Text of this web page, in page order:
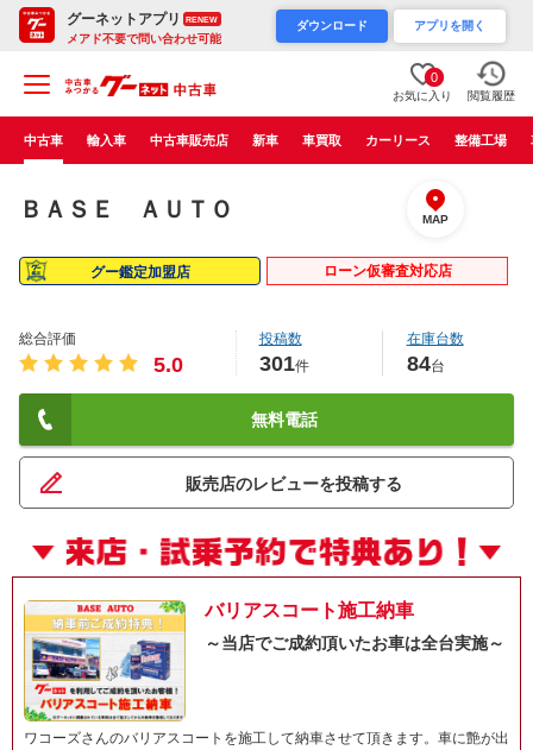
グーネットアプリ RENEW
メアド不要で問い合わせ可能
ダウンロード アプリを開く
0
お気に入り 閲覧履歴
中古車 輸入車 中古車販売店 新車 車買取 カーリース 整備工場
ＢＡＳＥ ＡＵＴＯ MAP
グー鑑定加盟店 ローン仮審査対応店
総合評価
5.0
投稿数
301件
在庫台数
84台
無料電話
販売店のレビューを投稿する
バリアスコート施工納車
～当店でご成約頂いたお車は全台実施～
ワコーズさんのバリアスコートを施工して納車させて頂きます。車に艶が出